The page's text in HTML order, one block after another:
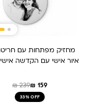
מחזיק מפתחות עם
איור אישי עם הקדשה
₪239₪ 159
33% OFF